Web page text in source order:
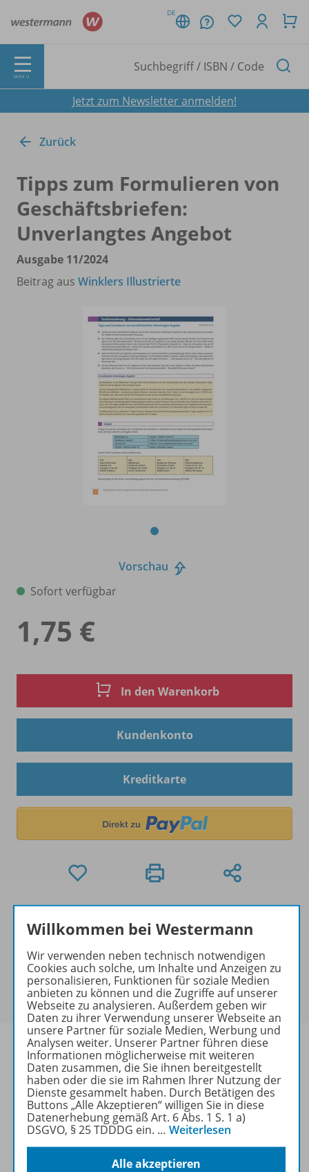
DE
MENÜ
Jetzt zum Newsletter anmelden!
Zurück
Tipps zum Formulieren von
Geschäftsbriefen:
Unverlangtes Angebot
Ausgabe 11/2024
Beitrag aus Winklers Illustrierte
Vorschau
Sofort verfügbar
1,75 €
In den Warenkorb
Kundenkonto
Kreditkarte
Bei Bezahlung über Paypal und Kreditkarte können
keine Sonderkonditionen gewährt werden.
Sie haben ein passendesSpar-Paket?
Um den für Sie gültigen Preis zu sehen,melden Sie
sich bitte an.
Informationen
Weitere Inhalte der Ausgabe
Willkommen bei Westermann
Wir verwenden neben technisch notwendigen
Cookies auch solche, um Inhalte und Anzeigen zu
personalisieren, Funktionen für soziale Medien
anbieten zu können und die Zugriffe auf unserer
Webseite zu analysieren. Außerdem geben wir
Daten zu ihrer Verwendung unserer Webseite an
unsere Partner für soziale Medien, Werbung und
Analysen weiter. Unserer Partner führen diese
Informationen möglicherweise mit weiteren
Daten zusammen, die Sie ihnen bereitgestellt
haben oder die sie im Rahmen Ihrer Nutzung der
Dienste gesammelt haben. Durch Betätigen des
Buttons „Alle Akzeptieren“ willigen Sie in diese
Datenerhebung gemäß Art. 6 Abs. 1 S. 1 a)
DSGVO, § 25 TDDDG ein. … Weiterlesen
Alle akzeptieren